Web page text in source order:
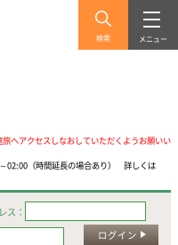
検索 メニュー
へアクセスしなおしていただくようお願いい
02:00（時間延長の場合あり） 詳しくは
ス：
ログイン